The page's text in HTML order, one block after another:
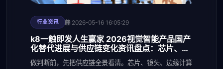
行业资讯 2026-05-16 16:05:29
k8一触即发人生赢家 2026视觉智能产品国产
化替代进展与供应链变化资讯盘点：芯片、镜
头与边缘计算环节
做判断前，先把供应链全景看清。芯片、镜头、边缘计算